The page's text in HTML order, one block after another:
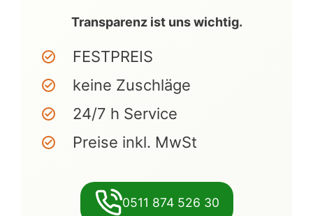
Transparenz ist uns wichtig.
FESTPREIS
keine Zuschläge
24/7 h Service
Preise inkl. MwSt
0511 874 526 30